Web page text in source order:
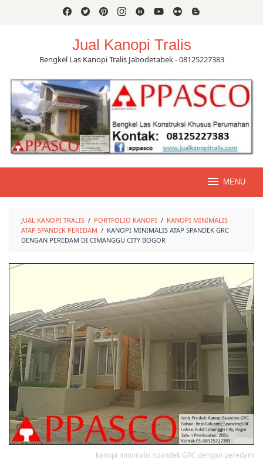
Jual Kanopi Tralis
Bengkel Las Kanopi Tralis Jabodetabek - 08125227383
MENU
JUAL KANOPI TRALIS / PORTFOLIO KANOPI / KANOPI MINIMALIS
ATAP SPANDEK PEREDAM / KANOPI MINIMALIS ATAP SPANDEK GRC
DENGAN PEREDAM DI CIMANGGU CITY BOGOR
kanopi minimalis spandek GRC dengan peredam